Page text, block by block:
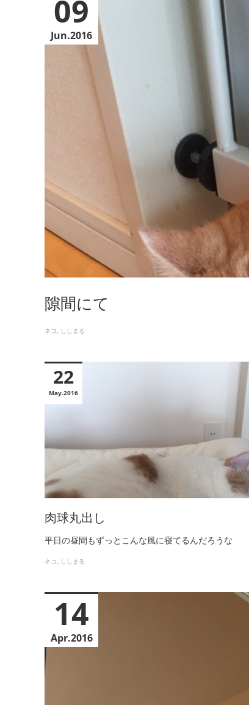
隙間にて
09
Jun 2016
ネコ ししまる
肉球丸出し
平日の昼間もずっとこんな風に寝てるんだろうな
22
May 2016
ネコ ししまる
14
Apr 2016